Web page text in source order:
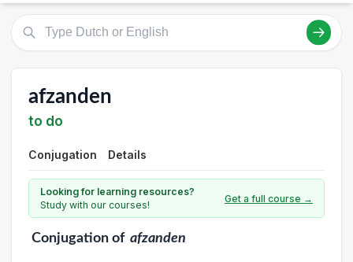
afzanden
to do
Conjugation Details
Looking for learning resources?
Study with our courses!
Get a full course →
Conjugationof afzanden